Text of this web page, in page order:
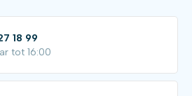
18 99
tot 16:00